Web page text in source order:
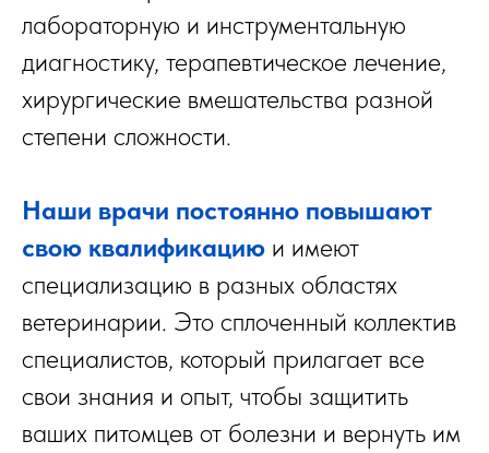
лабораторную и инструментальную
диагностику, терапевтическое лечение,
хирургические вмешательства разной
степени сложности.
Наши врачи постоянно повышают
свою квалификацию и имеют
специализацию в разных областях
ветеринарии. Это сплоченный коллектив
специалистов, который прилагает все
свои знания и опыт, чтобы защитить
ваших питомцев от болезни и вернуть им